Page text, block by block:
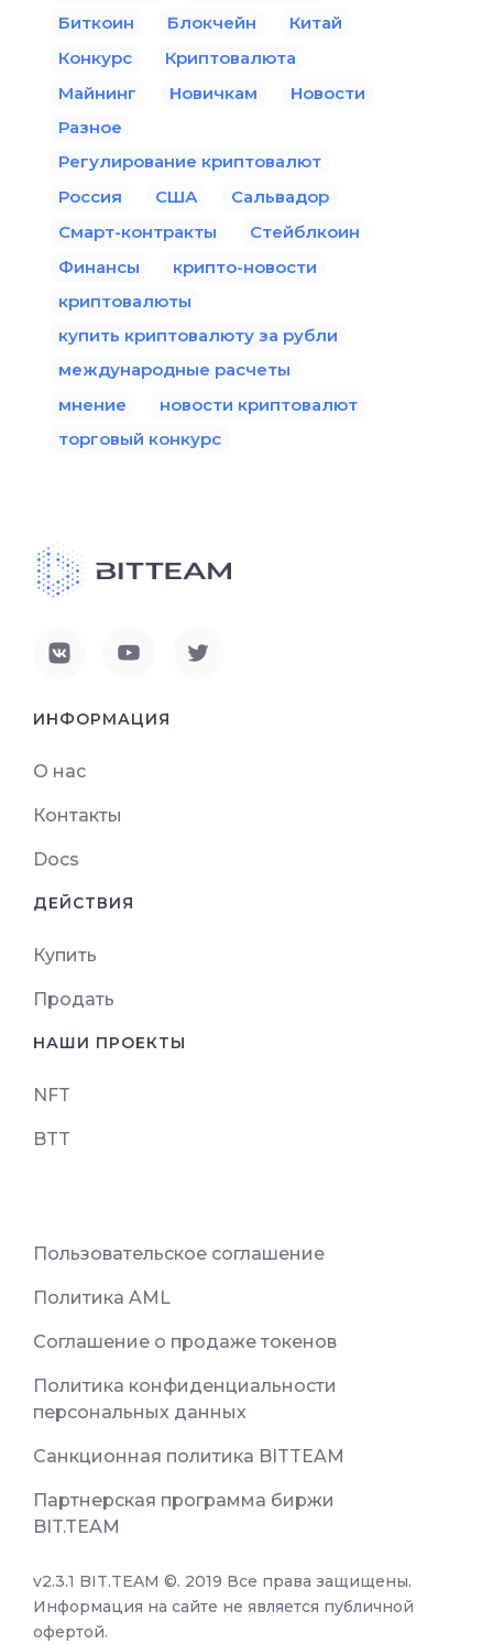
Биткоин
Блокчейн
Китай
Конкурс
Криптовалюта
Майнинг
Новичкам
Новости
Разное
Регулирование криптовалют
Россия
США
Сальвадор
Смарт-контракты
Стейблкоин
Финансы
крипто-новости
криптовалюты
купить криптовалюту за рубли
международные расчеты
мнение
новости криптовалют
торговый конкурс
ИНФОРМАЦИЯ
О нас
Контакты
Docs
ДЕЙСТВИЯ
Купить
Продать
НАШИ ПРОЕКТЫ
NFT
BTT
Пользовательское соглашение
Политика AML
Соглашение о продаже токенов
Политика конфиденциальности
персональных данных
Санкционная политика BITTEAM
Партнерская программа биржи
BIT.TEAM
v2.3.1 BIT.TEAM ©. 2019 Все права защищены.
Информация на сайте не является публичной
офертой.